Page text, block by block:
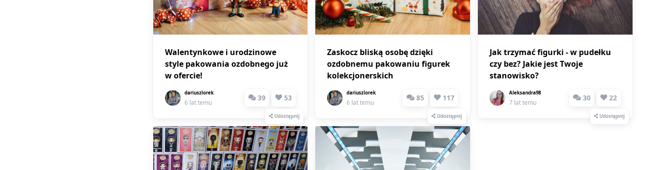
Walentynkowe i urodzinowe
style pakowania ozdobnego już
w ofercie!
dariuszlorek
6 lat temu
39 53
Udostępnij
Zaskocz bliską osobę dzięki
ozdobnemu pakowaniu figurek
kolekcjonerskich
dariuszlorek
6 lat temu
85 117
Udostępnij
Jak trzymać figurki - w pudełku
czy bez? Jakie jest Twoje
stanowisko?
Aleksandra98
7 lat temu
30 22
Udostępnij